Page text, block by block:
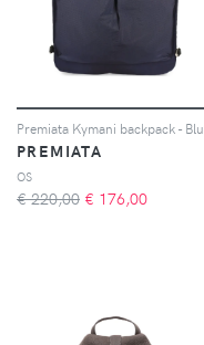
Premiata Kymani backpack - Blu
PREMIATA
OS
€ 220,00 € 176,00